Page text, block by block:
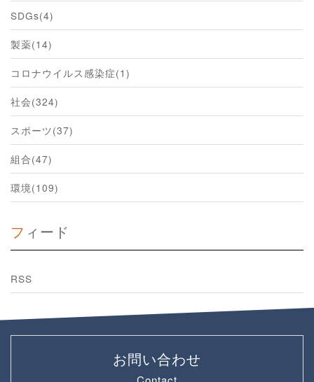
SDGs(4)
製薬(14)
コロナウイルス感染症(1)
社会(324)
スポーツ(37)
組合(47)
環境(109)
フィード
RSS
お問い合わせ